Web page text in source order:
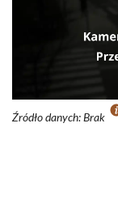
Źródło danych: Brak